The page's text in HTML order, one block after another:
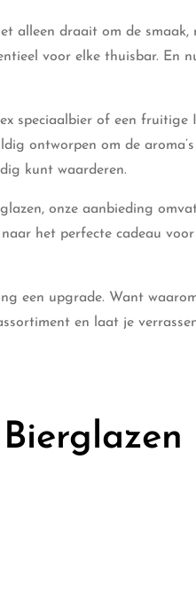
alleen draait om de smaak,
voor elke thuisbar. En
speciaalbier of een fruitige
ontworpen om de
kunt waarderen.
onze aanbieding
het perfecte cadeau voor
een upgrade. Want
en laat je